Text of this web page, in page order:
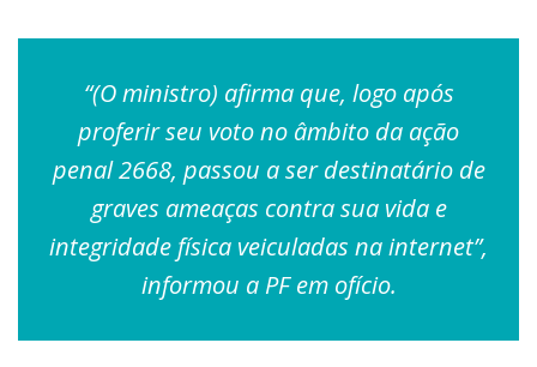
“(O ministro) afirma que, logo após
proferir seu voto no âmbito da ação
penal 2668, passou a ser destinatário de
graves ameaças contra sua vida e
integridade física veiculadas na internet”,
informou a PF em ofício.